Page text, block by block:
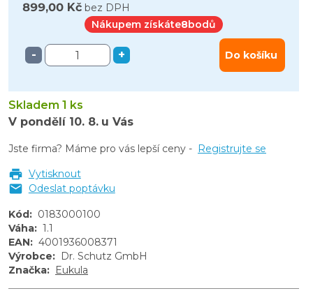
899,00 Kč bez DPH
Nákupem získáte8bodů
- + Do košíku
Skladem 1 ks
V pondělí 10. 8. u Vás
Jste firma? Máme pro vás lepší ceny - Registrujte se
Vytisknout
Odeslat poptávku
Kód: 0183000100
Váha: 1.1
EAN: 4001936008371
Výrobce: Dr. Schutz GmbH
Značka: Eukula